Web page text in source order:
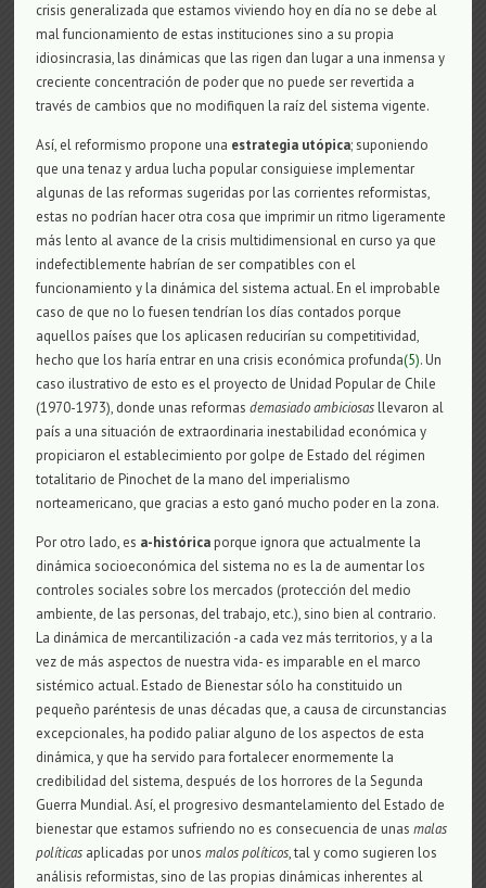
crisis generalizada que estamos viviendo hoy en día no se debe al
mal funcionamiento de estas instituciones sino a su propia
idiosincrasia, las dinámicas que las rigen dan lugar a una inmensa y
creciente concentración de poder que no puede ser revertida a
través de cambios que no modifiquen la raíz del sistema vigente.
Así, el reformismo propone una estrategia utópica; suponiendo
que una tenaz y ardua lucha popular consiguiese implementar
algunas de las reformas sugeridas por las corrientes reformistas,
estas no podrían hacer otra cosa que imprimir un ritmo ligeramente
más lento al avance de la crisis multidimensional en curso ya que
indefectiblemente habrían de ser compatibles con el
funcionamiento y la dinámica del sistema actual. En el improbable
caso de que no lo fuesen tendrían los días contados porque
aquellos países que los aplicasen reducirían su competitividad,
hecho que los haría entrar en una crisis económica profunda(5). Un
caso ilustrativo de esto es el proyecto de Unidad Popular de Chile
(1970-1973), donde unas reformasdemasiado ambiciosasllevaron al
país a una situación de extraordinaria inestabilidad económica y
propiciaron el establecimiento por golpe de Estado del régimen
totalitario de Pinochet de la mano del imperialismo
norteamericano, que gracias a esto ganó mucho poder en la zona.
Por otro lado, es a-históricaporque ignora que actualmente la
dinámica socioeconómica del sistema no es la de aumentar los
controles sociales sobre los mercados (protección del medio
ambiente, de las personas, del trabajo, etc.), sino bien al contrario.
La dinámica de mercantilización -a cada vez más territorios, y a la
vez de más aspectos de nuestra vida- es imparable en el marco
sistémico actual. Estado de Bienestar sólo ha constituido un
pequeño paréntesis de unas décadas que, a causa de circunstancias
excepcionales, ha podido paliar alguno de los aspectos de esta
dinámica, y que ha servido para fortalecer enormemente la
credibilidad del sistema, después de los horrores de la Segunda
Guerra Mundial. Así, el progresivo desmantelamiento del Estado de
bienestar que estamos sufriendo no es consecuencia de unasmalas
políticas aplicadas por unosmalos políticos, tal y como sugieren los
análisis reformistas, sino de las propias dinámicas inherentes al